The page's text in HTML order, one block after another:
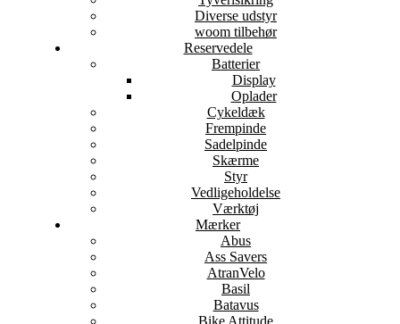
Diverse udstyr
woom tilbehør
Reservedele
Batterier
Display
Oplader
Cykeldæk
Frempinde
Sadelpinde
Skærme
Styr
Vedligeholdelse
Værktøj
Mærker
Abus
Ass Savers
AtranVelo
Basil
Batavus
Bike Attitude